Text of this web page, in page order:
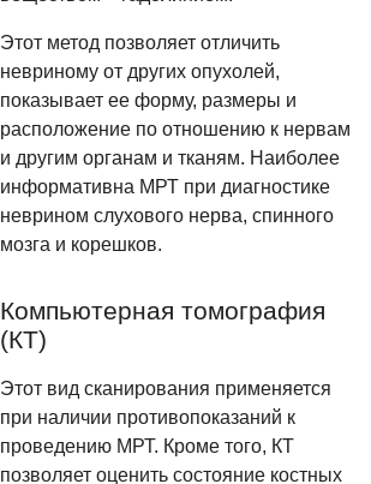
Этот метод позволяет отличить
невриному от других опухолей,
показывает ее форму, размеры и
расположение по отношению к нервам
и другим органам и тканям. Наиболее
информативна МРТ при диагностике
неврином слухового нерва, спинного
мозга и корешков.
Компьютерная томография
(КТ)
Этот вид сканирования применяется
при наличии противопоказаний к
проведению МРТ. Кроме того, КТ
позволяет оценить состояние костных